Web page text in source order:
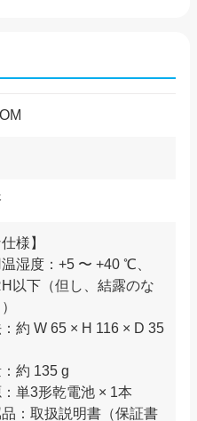
様】
温湿度：+5 〜 +40 ℃、
以下（但し、結露のな
：約 W 65 × H 116 × D 35
：約 135 g
：単3形乾電池 × 1本
品：取扱説明書（保証書